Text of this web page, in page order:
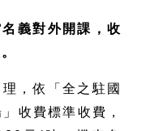
義對外開課，收
，依「全之駐國
收費標準收費，